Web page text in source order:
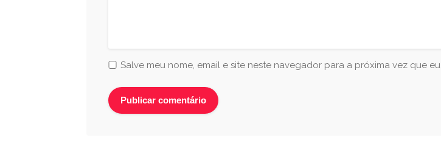
Salve meu nome, email e site neste navegador para a próxima vez que